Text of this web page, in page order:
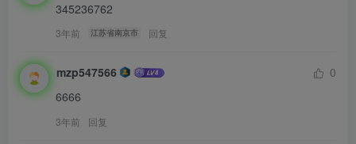
345236762
3年前 江苏省南京市 回复
mzp547566
0
6666
3年前 回复